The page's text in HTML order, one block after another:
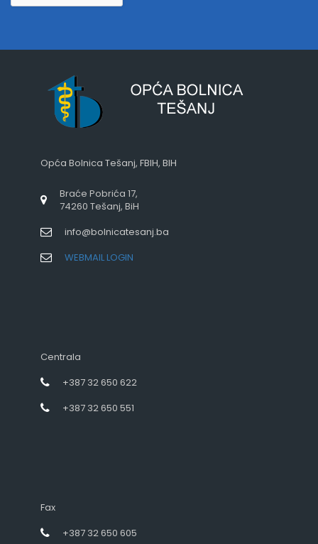
Opća Bolnica Tešanj, FBIH, BIH
Braće Pobrića 17,
74260 Tešanj, BiH
info@bolnicatesanj.ba
WEBMAIL LOGIN
Centrala
+387 32 650 622
+387 32 650 551
Fax
+387 32 650 605